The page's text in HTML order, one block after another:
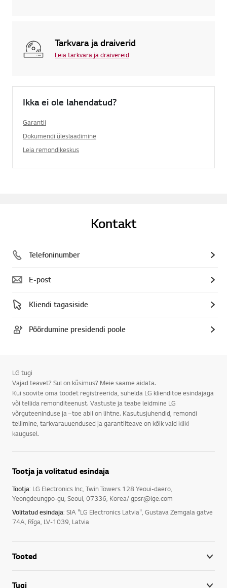
Tarkvara ja draiverid
Leia tarkvara ja draivereid
Ikka ei ole lahendatud?
Garantii
Dokumendi üleslaadimine
Leia remondikeskus
Kontakt
Telefoninumber
E-post
Kliendi tagasiside
Pöördumine presidendi poole
LG tugi
Vajad teavet? Sul on küsimus? Meie saame aidata.
Kui soovite oma toodet registreerida, suhelda LG klienditoe esindajaga
või tellida remonditeenust. Vastuste ja teabe leidmine LG
võrguteeninduse ja –toe abil on lihtne. Kasutusjuhendid, remondi
tellimine, tarkvarauuendused ja garantiiteave on kõik vaid kliki
kaugusel.
Tootja ja volitatud esindaja
Tootja: LG Electronics Inc, Twin Towers 128 Yeoui-daero,
Yeongdeungpo-gu, Seoul, 07336, Korea/ gpsr@lge.com
Volitatud esindaja: SIA "LG Electronics Latvia", Gustava Zemgala gatve
74A, Rīga, LV-1039, Latvia
Tooted
Tugi